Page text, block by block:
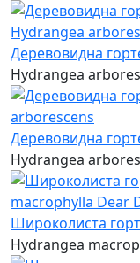
Деревовидна
Hydrangea
Деревовидна
Hydrangea
Широколиста
Hydrangea